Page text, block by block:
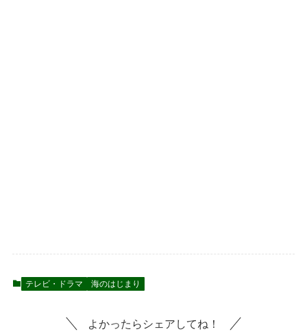
テレビ・ドラマ 海のはじまり
よかったらシェアしてね！